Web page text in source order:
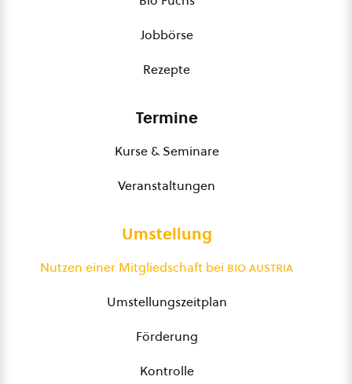
Jobbörse
Rezepte
Termine
Kurse & Seminare
Veranstaltungen
Umstellung
Nutzen einer Mitgliedschaft bei bio austria
Umstellungszeitplan
Förderung
Kontrolle